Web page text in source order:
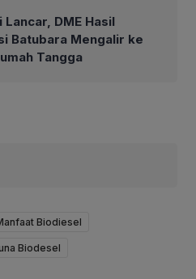
Lancar, DME Hasil
Batubara Mengalir ke
Tangga
Biodiesel
Biodesel